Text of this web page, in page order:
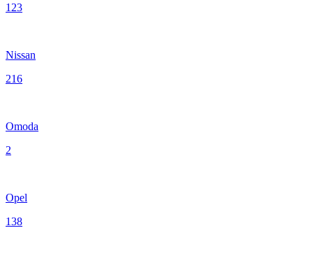
123
Nissan
216
Omoda
2
Opel
138